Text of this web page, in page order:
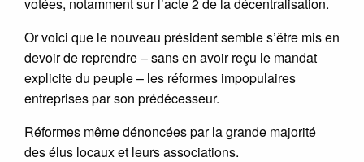
Or voici que le nouveau président semble s’être mis en
devoir de reprendre – sans en avoir reçu le mandat
explicite du peuple – les réformes impopulaires
entreprises par son prédécesseur.
Réformes même dénoncées par la grande majorité
des élus locaux et leurs associations.